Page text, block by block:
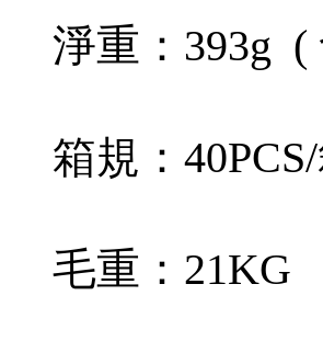
淨重：393g (
箱規：
毛重：21KG